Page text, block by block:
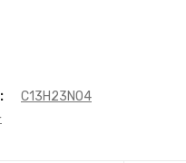
C13H23NO4